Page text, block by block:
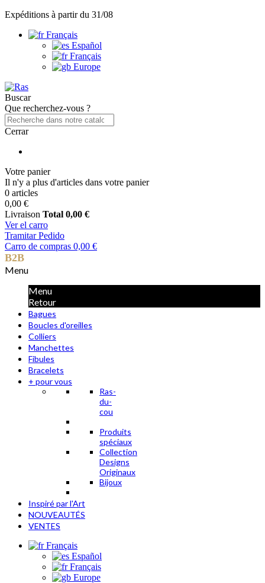
Expéditions à partir du 31/08
Français
Español
Français
Europe
Buscar
Que recherchez-vous ?
Cerrar
Votre panier
Il n'y a plus d'articles dans votre panier
0 articles
0,00 €
Livraison Total 0,00 €
Ver el carro
Tramitar Pedido
Carro de compras 0,00 €
B2B
Menu
Menu
Retour
Bagues
Boucles d'oreilles
Colliers
Manchettes
Fibules
Bracelets
+ pour vous
Ras-
du-
cou
Produits
spéciaux
Collection
Designs
Originaux
Bijoux
Inspiré par l'Art
NOUVEAUTÉS
VENTES
Français
Español
Français
Europe